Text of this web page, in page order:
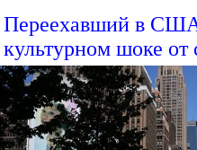
Переехавший в США
культурном шоке от